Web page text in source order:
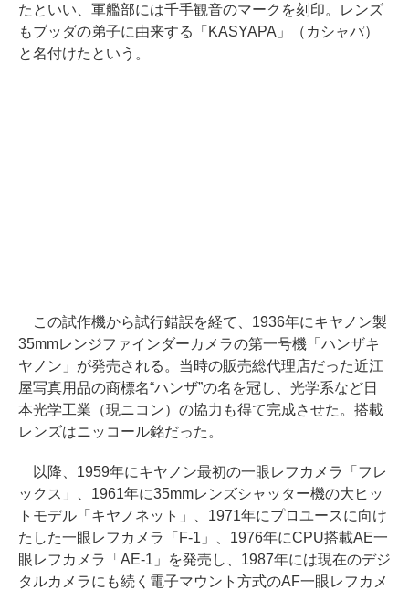
たといい、軍艦部には千手観音のマークを刻印。レンズ
もブッダの弟子に由来する「KASYAPA」（カシャパ）
と名付けたという。
この試作機から試行錯誤を経て、1936年にキヤノン製
35mmレンジファインダーカメラの第一号機「ハンザキ
ヤノン」が発売される。当時の販売総代理店だった近江
屋写真用品の商標名“ハンザ”の名を冠し、光学系など日
本光学工業（現ニコン）の協力も得て完成させた。搭載
レンズはニッコール銘だった。
以降、1959年にキヤノン最初の一眼レフカメラ「フレ
ックス」、1961年に35mmレンズシャッター機の大ヒッ
トモデル「キヤノネット」、1971年にプロユースに向け
たした一眼レフカメラ「F-1」、1976年にCPU搭載AE一
眼レフカメラ「AE-1」を発売し、1987年には現在のデジ
タルカメラにも続く電子マウント方式のAF一眼レフカメ